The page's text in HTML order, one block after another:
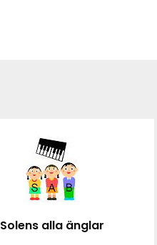
Solens alla änglar